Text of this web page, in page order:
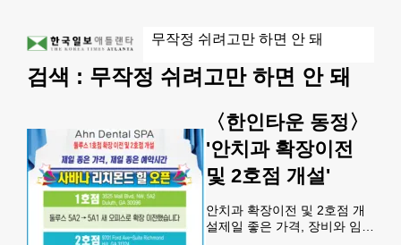
검색 : 무작정 쉬려고만 하면 안 돼
〈한인타운 동정〉
'안치과 확장이전
및 2호점 개설'
안치과 확장이전 및 2호점 개
설제일 좋은 가격, 장비와 임플